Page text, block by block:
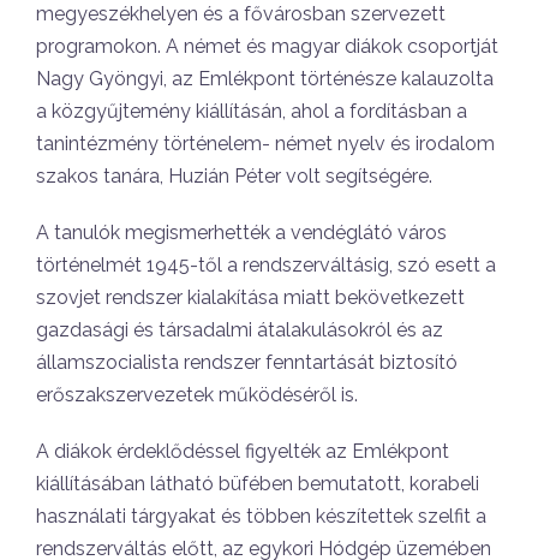
megyeszékhelyen és a fővárosban szervezett
programokon. A német és magyar diákok csoportját
Nagy Gyöngyi, az Emlékpont történésze kalauzolta
a közgyűjtemény kiállításán, ahol a fordításban a
tanintézmény történelem- német nyelv és irodalom
szakos tanára, Huzián Péter volt segítségére.
A tanulók megismerhették a vendéglátó város
történelmét 1945-től a rendszerváltásig, szó esett a
szovjet rendszer kialakítása miatt bekövetkezett
gazdasági és társadalmi átalakulásokról és az
államszocialista rendszer fenntartását biztosító
erőszakszervezetek működéséről is.
A diákok érdeklődéssel figyelték az Emlékpont
kiállításában látható büfében bemutatott, korabeli
használati tárgyakat és többen készítettek szelfit a
rendszerváltás előtt, az egykori Hódgép üzemében